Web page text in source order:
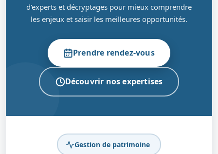
d'experts et décryptages pour mieux comprendre
les enjeux et saisir les meilleures opportunités.
Prendre rendez-vous
Découvrir nos expertises
Gestion de patrimoine